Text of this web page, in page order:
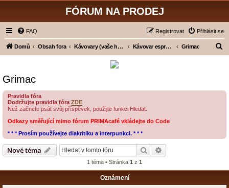
FÓRUM NA PRODEJ
FAQ Přihlásit se
Registrovat
Domů Obsah fora Kávovary (vaše hodnocení) Kávovar espresso - pákový Grimac
a
Grimac
Pravidla fóra
Dodržujte pravidla fóra ZDE
Než začnete psát svůj příspěvek, použijte funkci Hledat.
Odkazy směřující mimo fórum PRIMAcafé vkládejte do Code
* * * Prosím používejte diakritiku a interpunkci. * * *
Nové téma Hledat
1 téma • Stránka 1 z 1
Oznámení